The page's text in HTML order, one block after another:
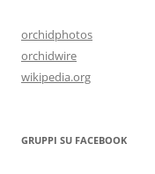
orchidphotos
orchidwire
wikipedia.org
GRUPPI SU FACEBOOK